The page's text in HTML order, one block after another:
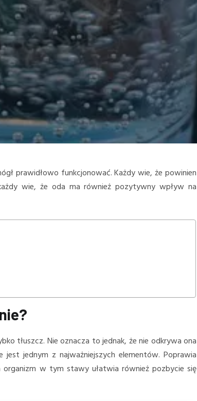
prawidłowo funkcjonować. Każdy wie, że powinien
wie, że oda ma również pozytywny wpływ na
tłuszcz. Nie oznacza to jednak, że nie odkrywa ona
jednym z najważniejszych elementów. Poprawia
w tym stawy ułatwia również pozbycie się